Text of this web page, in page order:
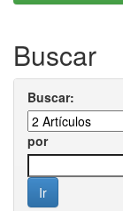
Buscar
Buscar:
por